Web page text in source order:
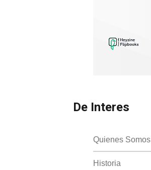
De Interes
Quienes Somos
Historia